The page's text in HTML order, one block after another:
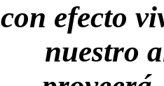
con efecto
nuestro